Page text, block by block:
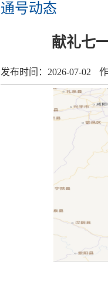
通号动态
献礼七
发布时间： 2026-07-02